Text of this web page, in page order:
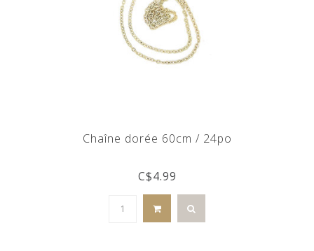
Chaîne dorée 60cm / 24po
C$4.99